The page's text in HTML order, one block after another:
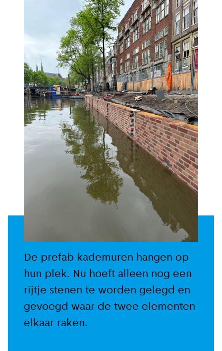
De prefab kademuren hangen op
hun plek. Nu hoeft alleen nog een
rijtje stenen te worden gelegd en
gevoegd waar de twee elementen
elkaar raken.